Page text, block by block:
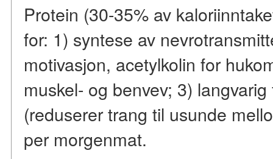
Protein (30-35% av
for: 1) syntese av
motivasjon, acetylkolin for
muskel- og benvev; 3)
(reduserer trang til usunde
per morgenmat.